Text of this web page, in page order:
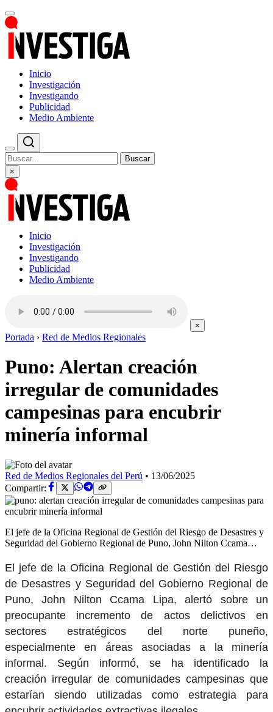
Inicio
Investigación
Investigando
Publicidad
Medio Ambiente
Buscar
×
Inicio
Investigación
Investigando
Publicidad
Medio Ambiente
×
Portada › Red de Medios Regionales
Puno: Alertan creación
irregular de comunidades
campesinas para encubrir
minería informal
Red de Medios Regionales del Perú • 13/06/2025
Compartir:
El jefe de la Oficina Regional de Gestión del Riesgo de Desastres y
Seguridad del Gobierno Regional de Puno, John Nilton Ccama…
El jefe de la Oficina Regional de Gestión del Riesgo
de Desastres y Seguridad del Gobierno Regional de
Puno, John Nilton Ccama Lipa, alertó sobre un
preocupante incremento de actos delictivos en
sectores estratégicos del norte puneño,
especialmente en áreas asociadas a la minería
informal. Según informó, se ha identificado la
creación irregular de comunidades campesinas que
estarían siendo utilizadas como estrategia para